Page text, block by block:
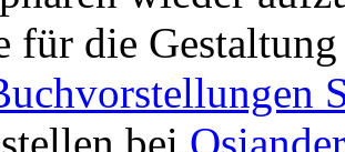
für die
bei